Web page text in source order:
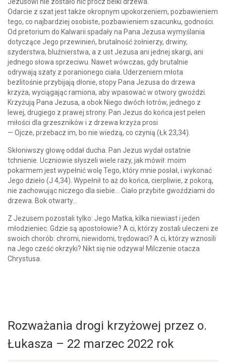
Odarcie z szat jest także okropnym upokorzeniem, pozbawieniem
tego, co najbardziej osobiste, pozbawieniem szacunku, godności.
Od pretorium do Kalwarii spadały na Pana Jezusa wymyślania
dotyczące Jego przewinień, brutalność żołnierzy, drwiny,
szyderstwa, bluźnierstwa, a z ust Jezusa ani jednej skargi, ani
jednego słowa sprzeciwu. Nawet wówczas, gdy brutalnie
odrywają szaty z poranionego ciała. Uderzeniem młota
bezlitośnie przybijają dłonie, stopy Pana Jezusa do drzewa
krzyża, wyciągając ramiona, aby wpasować w otwory gwoździ.
Krzyżują Pana Jezusa, a obok Niego dwóch łotrów, jednego z
lewej, drugiego z prawej strony. Pan Jezus do końca jest pełen
miłości dla grzeszników i z drzewa krzyża prosi
— Ojcze, przebacz im, bo nie wiedzą, co czynią (Łk 23,34).
Skłoniwszy głowę oddał ducha. Pan Jezus wydał ostatnie
tchnienie. Uczniowie słyszeli wiele razy, jak mówił: moim
pokarmem jest wypełnić wolę Tego, który mnie posłał, i wykonać
Jego dzieło (J 4,34). Wypełnił to aż do końca, cierpliwie, z pokorą,
nie zachowując niczego dla siebie… Ciało przybite gwoździami do
drzewa. Bok otwarty…
Z Jezusem pozostali tylko: Jego Matka, kilka niewiast i jeden
młodzieniec. Gdzie są apostołowie? A ci, którzy zostali uleczeni ze
swoich chorób: chromi, niewidomi, trędowaci? A ci, którzy wznosili
na Jego cześć okrzyki? Nikt się nie odzywa! Milczenie otacza
Chrystusa.
Rozważania drogi krzyżowej przez o.
Łukasza – 22 marzec 2022 rok